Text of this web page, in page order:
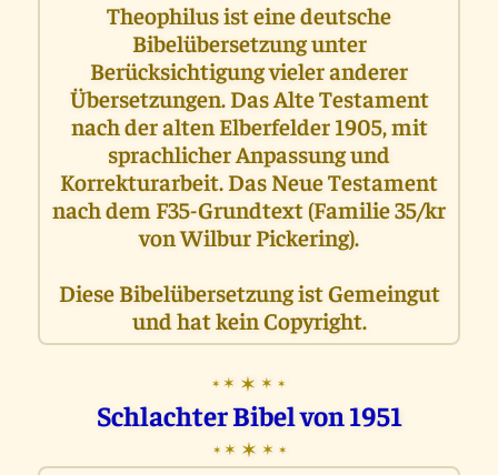
Theophilus ist eine deutsche
Bibelübersetzung unter
Berücksichtigung vieler anderer
Übersetzungen. Das Alte Testament
nach der alten Elberfelder 1905, mit
sprachlicher Anpassung und
Korrekturarbeit. Das Neue Testament
nach dem F35-Grundtext (Familie 35/kr
von Wilbur Pickering).
Diese Bibelübersetzung ist Gemeingut
und hat kein Copyright.
✶ ✶ ✶ ✶ ✶
Schlachter Bibel von 1951
✶ ✶ ✶ ✶ ✶